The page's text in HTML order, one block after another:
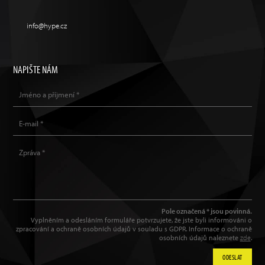
info@hype.cz
NAPIŠTE NÁM
Pole označená * jsou povinná.
Vyplněním a odesláním formuláře potvrzujete, že jste byli informováni o
zpracování a ochraně osobních údajů v souladu s GDPR. Informace o ochraně
osobních údajů naleznete zde.
ODESLAT